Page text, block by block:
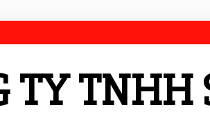
TY TNHH